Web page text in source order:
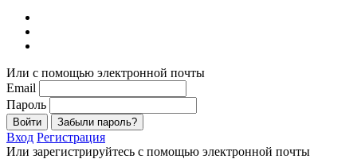
Или с помощью электронной почты
Email
Пароль
Войти Забыли пароль?
Вход Регистрация
Или зарегистрируйтесь с помощью электронной почты